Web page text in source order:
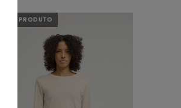
NOVO PRODUTO